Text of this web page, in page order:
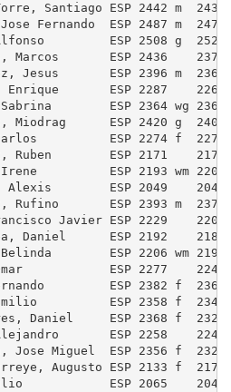
Santiago ESP 2442 m
Fernando  ESP 2487 m
Alfonso         ESP 2508 g
Marcos       ESP 2436
Jesus       ESP 2396 m
Enrique       ESP 2287
Sabrina        ESP 2364 wg
Miodrag      ESP 2420 g
Carlos          ESP 2274 f
Ruben        ESP 2171
Irene          ESP 2193 wm
Alexis        ESP 2049
Rufino       ESP 2393 m
Javier ESP 2229
Daniel      ESP 2192
ESP 2206 wm
ESP 2277
ESP 2382 f
Emilio          ESP 2358 f
Daniel     ESP 2368 f
ESP 2258
Jose Miguel  ESP 2356 f
Augusto ESP 2133 f
Julio            ESP 2065